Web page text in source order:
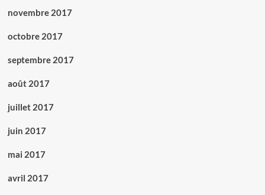
novembre 2017
octobre 2017
septembre 2017
août 2017
juillet 2017
juin 2017
mai 2017
avril 2017